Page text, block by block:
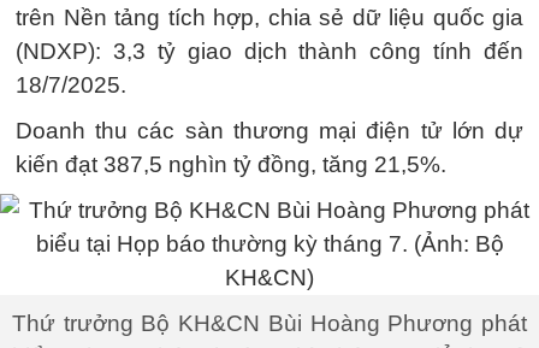
trên Nền tảng tích hợp, chia sẻ dữ liệu quốc gia
(NDXP): 3,3 tỷ giao dịch thành công tính đến
18/7/2025.
Doanh thu các sàn thương mại điện tử lớn dự
kiến đạt 387,5 nghìn tỷ đồng, tăng 21,5%.
Thứ trưởng Bộ KH&CN Bùi Hoàng Phương phát